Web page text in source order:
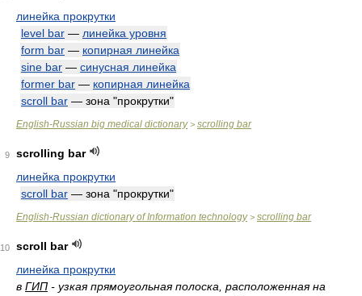
линейка прокрутки
level bar — линейка уровня
form bar — копирная линейка
sine bar — синусная линейка
former bar — копирная линейка
scroll bar — зона "прокрутки"
English-Russian big medical dictionary> scrolling bar
9
scrolling bar
линейка прокрутки
scroll bar — зона "прокрутки"
English-Russian dictionary of Information technology> scrolling bar
10
scroll bar
линейка прокрутки
в ГИП - узкая прямоугольная полоска, расположенная на